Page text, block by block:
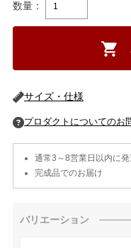
数量：
サイズ・仕様
通常3～8営業日以内に発
完成品でのお届け
バリエーション